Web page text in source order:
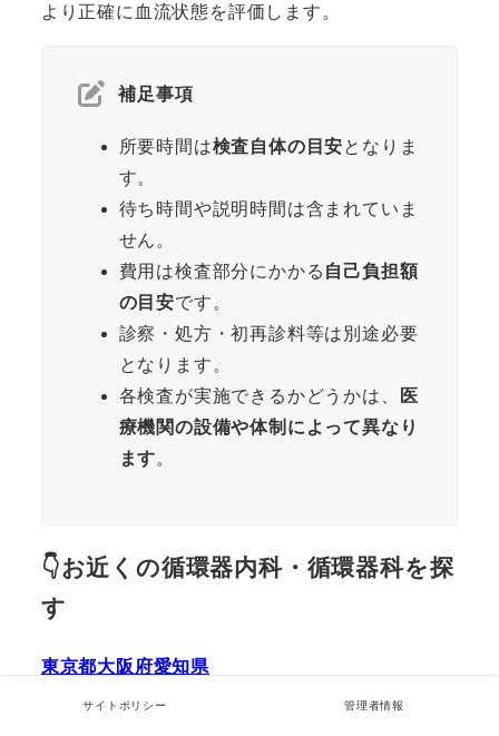
より正確に血流状態を評価します。
補足事項
所要時間は検査自体の目安となりま
す。
待ち時間や説明時間は含まれていま
せん。
費用は検査部分にかかる 自己負担額
の目安です。
診察・処方・初再診料等は別途必要
となります。
各検査が実施できるかどうかは、
医
療機関の設備や体制によって異なり
ます。
👇お近くの循環器内科・循環器科を探
す
東京都大阪府愛知県
北海道 神奈川
サイトポリシー 管理者情報